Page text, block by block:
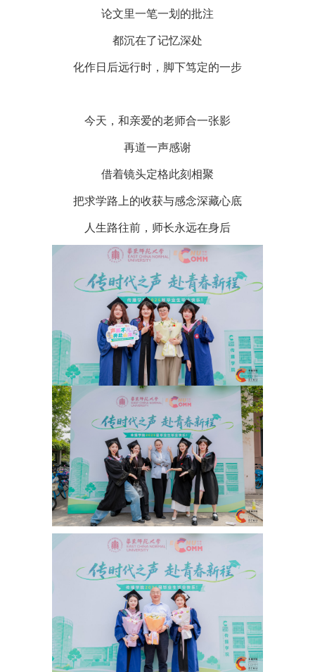
论文里一笔一划的批注
都沉在了记忆深处
化作日后远行时，脚下笃定的一步
今天，和亲爱的老师合一张影
再道一声感谢
借着镜头定格此刻相聚
把求学路上的收获与感念深藏心底
人生路往前，师长永远在身后